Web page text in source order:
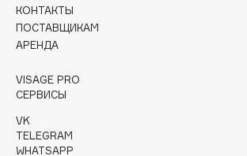
D
DABO
Darphin
КОНТАКТЫ
ПОСТАВЩИКАМ
АРЕНДА
VISAGE PRO
СЕРВИСЫ
VK
TELEGRAM
WHATSAPP